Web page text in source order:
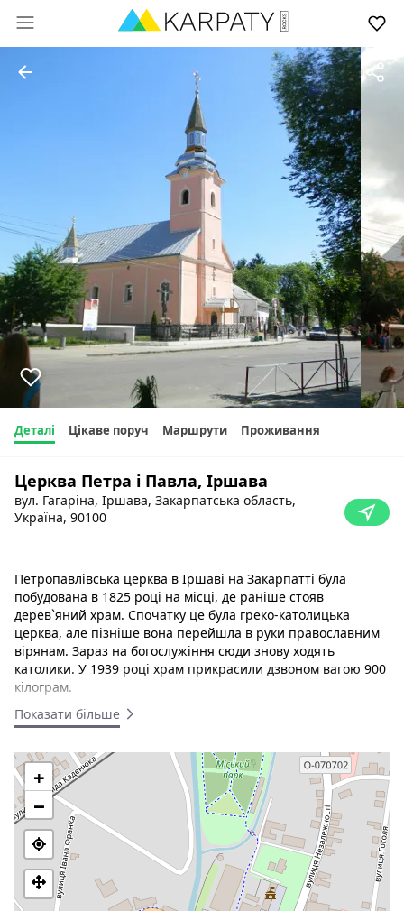
Деталі Цікаве поруч Маршрути Проживання
Церква Петра і Павла, Іршава
вул. Гагаріна, Іршава, Закарпатська область,
Україна, 90100
Петропавлівська церква в Іршаві на Закарпатті була
побудована в 1825 році на місці, де раніше стояв
дерев`яний храм. Спочатку це була греко-католицька
церква, але пізніше вона перейшла в руки православним
вірянам. Зараз на богослужіння сюди знову ходять
католики. У 1939 році храм прикрасили дзвоном вагою 900
кілограм.
Дерев’яну церкву згадують у 1797 pоці, хоч і парохія, і
налічувалося лише 30 греко-католиків, оскільки багато
людей перейшло в реформатську віру, а на початок XX
століття – 834.
Теперішня церква – ладна мурована базиліка, збудована
за о. Петра Дешка на місці попередньої старої дерев’яної
церкви, яку в 1797 р. згадували як бідну, криту соломою;
такою ж була фара. Будівництво розпочалося 1802 році.
Показати більше
+
−